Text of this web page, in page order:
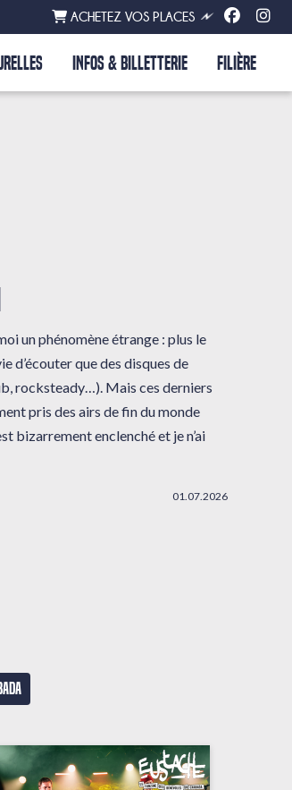
ACHETEZ VOS PLACES
INFOS & BILLETTERIE FILIÈRE
un phénomène étrange : plus le
d’écouter que des disques de
rocksteady…). Mais ces derniers
pris des airs de fin du monde
bizarrement enclenché et je n’ai
01.07.2026